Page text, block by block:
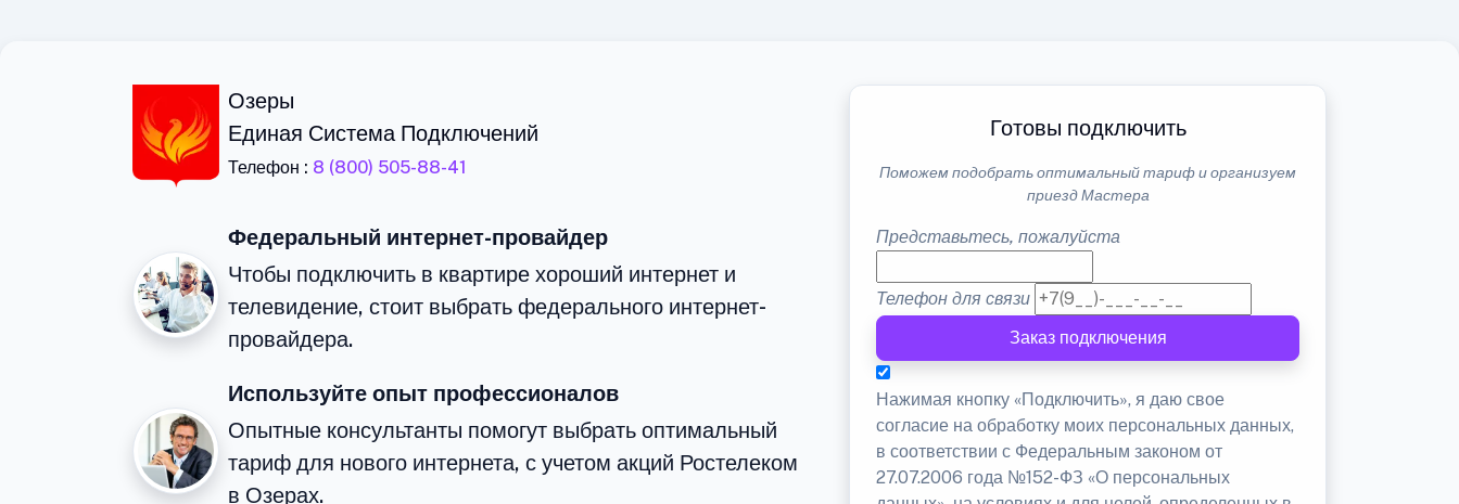
Озеры
Единая Система Подключений
Телефон : 8 (800) 505-88-41
Федеральный интернет-провайдер
Чтобы подключить в квартире хороший интернет и
телевидение, стоит выбрать федерального интернет-
провайдера.
Используйте опыт профессионалов
Опытные консультанты помогут выбрать оптимальный
тариф для нового интернета, с учетом акций Ростелеком
в Озерах.
Готовы подключить
Поможем подобрать оптимальный тариф и организуем
приезд Мастера
Представьтесь, пожалуйста
Телефон для связи
Заказ подключения
Нажимая кнопку «Подключить», я даю свое
согласие на обработку моих персональных данных,
в соответствии с Федеральным законом от
27.07.2006 года №152-ФЗ «О персональных